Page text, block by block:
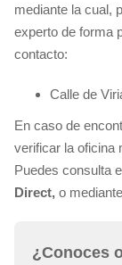
mediante la cual,
experto de forma
contacto:
Calle de
En caso de
verificar la oficina
Puedes consulta
Direct, o
¿Conoces